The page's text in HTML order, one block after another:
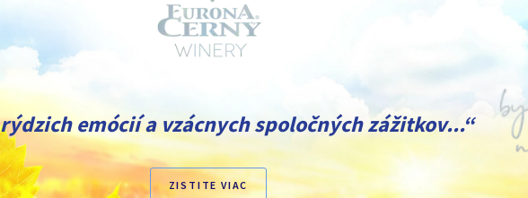
púdrová
emócií a vzácnych spoločných zážitkov...“
ZISTITE VIAC